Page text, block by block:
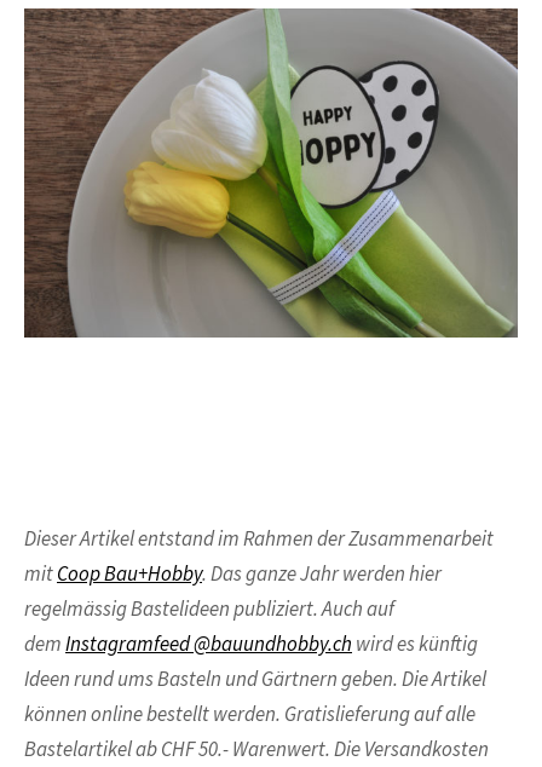
Dieser Artikel entstand im Rahmen der Zusammenarbeit
mitCoop Bau+Hobby. Das ganze Jahr werden hier
regelmässig Bastelideen publiziert. Auch auf
demInstagramfeed @bauundhobby.ch wird es künftig
Ideen rund ums Basteln und Gärtnern geben. Die Artikel
können online bestellt werden. Gratislieferung auf alle
Bastelartikel ab CHF 50.- Warenwert. Die Versandkosten